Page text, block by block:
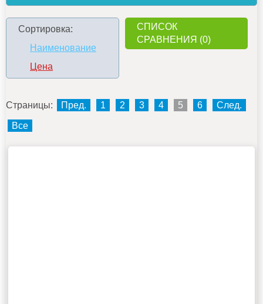
Сортировка:
Наименование
Цена
СПИСОК
СРАВНЕНИЯ (0)
Страницы: Пред. 1 2 3 4 5 6 След.
Все